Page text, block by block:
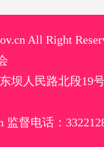
All Right
坝人民路北段
监督电话：